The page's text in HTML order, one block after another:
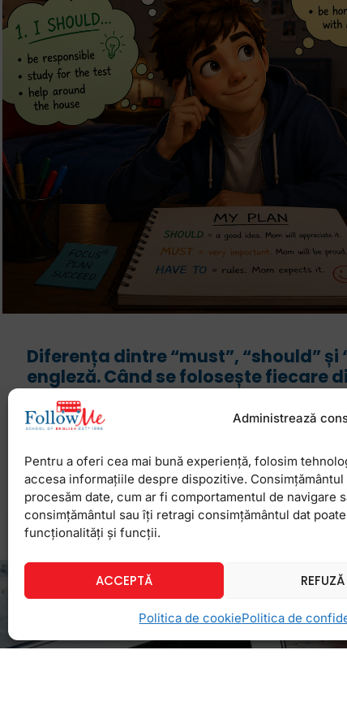
Administrează
Pentru a oferi cea mai bună experiență, folosim
accesa informațiile despre dispozitive.
procesăm date, cum ar fi comportamentul de navigare
consimțământul sau îți retragi consimțământul dat
funcționalități și funcții.
ACCEPTĂ REFUZĂ
Politica de cookiePolitica de
Diferența dintre “must”, “should” și
engleză. Când se folosește fiecare
Deși aceste cuvinte fac parte din vocabularul
mulți vorbitori de engleză, dar și elevi de la
18 iunie 2026 Niciun comentariu